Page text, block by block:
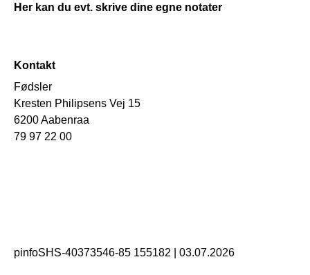
Her kan du evt. skrive dine egne notater
Kontakt
Fødsler
Kresten Philipsens Vej 15
6200 Aabenraa
79 97 22 00
pinfoSHS-40373546-85 155182 03.07.2026